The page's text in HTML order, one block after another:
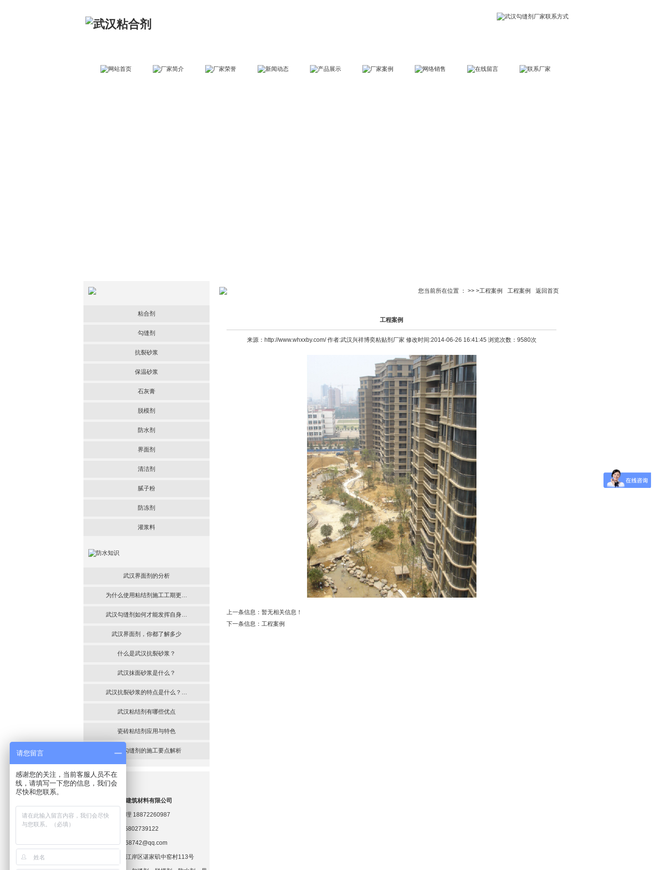
粘合剂
勾缝剂
抗裂砂浆
保温砂浆
石灰膏
脱模剂
防水剂
界面剂
清洁剂
腻子粉
防冻剂
灌浆料
武汉界面剂的分析
为什么使用粘结剂施工工期更…
武汉勾缝剂如何才能发挥自身…
武汉界面剂，你都了解多少
什么是武汉抗裂砂浆？
武汉抹面砂浆是什么？
武汉抗裂砂浆的特点是什么？…
武汉粘结剂有哪些优点
瓷砖粘结剂应用与特色
武汉勾缝剂的施工要点解析
武汉兴祥博奕建筑材料有限公司
联系人：何经理 18872260987
汪经理 15802739122
邮箱：2460668742@qq.com
地址：武汉市江岸区谌家矶中窑村113号
您当前所在位置 ： 返回首页
>> 工程案例
>工程案例
工程案例
来源：http://www.whxxby.com/ 作者:武汉兴祥博奕粘贴剂厂家 修改时间:2014-06-26 16:41:45 浏览次数：9580次
上一条信息：暂无相关信息！
下一条信息： 工程案例
请您留言
感谢您的关注，当前客服人员不在
线，请填写一下您的信息，我们会
尽快和您联系。